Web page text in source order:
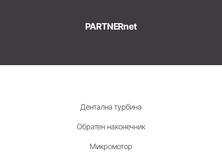
PARTNERnet
Дентална турбина
Обратен наконечник
Микромотор